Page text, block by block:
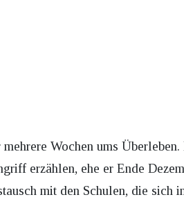
Wochen ums Überleben.
erzählen, ehe er Ende
mit den Schulen, die sich